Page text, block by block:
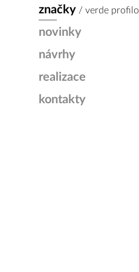
značky / verde
novinky
návrhy
realizace
kontakty